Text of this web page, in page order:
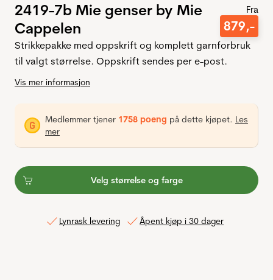
2419-7b Mie genser by Mie
Cappelen
Fra
879,-
Strikkepakke med oppskrift og komplett garnforbruk
til valgt størrelse. Oppskrift sendes per e-post.
Vis mer informasjon
Medlemmer tjener 1758 poeng på dette kjøpet. Les
mer
Velg størrelse og farge
Lynrask levering Åpent kjøp i 30 dager